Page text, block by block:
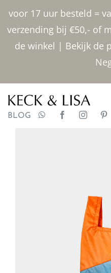
voor 17 uur besteld =
verzending bij €50,- of
de winkel | Bekijk de
inhoud
BLOG